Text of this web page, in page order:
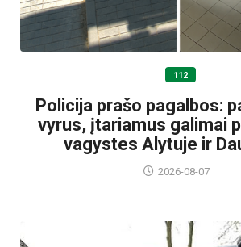
112
Policija prašo pagalbos:
vyrus, įtariamus galimai
vagystes Alytuje ir
2026-08-07